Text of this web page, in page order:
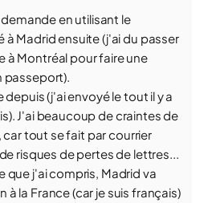
en utilisant le
à Madrid ensuite (j'ai du passer
à Montréal pour faire une
passeport).
depuis (j'ai envoyé le tout il y a
J'ai beaucoup de craintes de
car tout se fait par courrier
risques de pertes de lettres...
que j'ai compris, Madrid va
la France (car je suis français)